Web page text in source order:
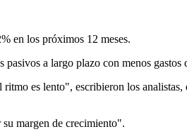
en los próximos 12 meses.
pasivos a largo plazo con menos gastos
es lento", escribieron los
margen de crecimiento".